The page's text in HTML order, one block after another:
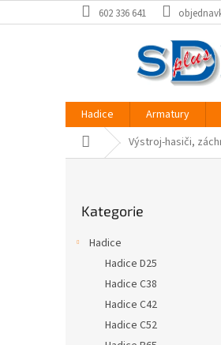
na
602 336 641
Hadice Armatury
Domů Výstroj-hasiči,
kategorie
Kategorie
Hadice
Hadice D25
Hadice C38
Hadice C42
Hadice C52